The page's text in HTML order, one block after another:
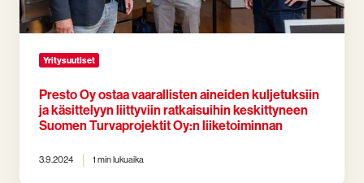
liittyviin
ratkaisuihin
Suomen
Oy:n
liiketoiminnan
Yritysuutiset
Presto Oy ostaa vaarallisten aineiden kuljetuksiin
ja käsittelyyn liittyviin ratkaisuihin keskittyneen
Suomen Turvaprojektit Oy:n liiketoiminnan
3.9.2024 1 min lukuaika